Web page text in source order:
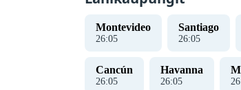
Montevideo
26:05
Santiago
26:05
Cancún
26:05
Havanna
26:05 26